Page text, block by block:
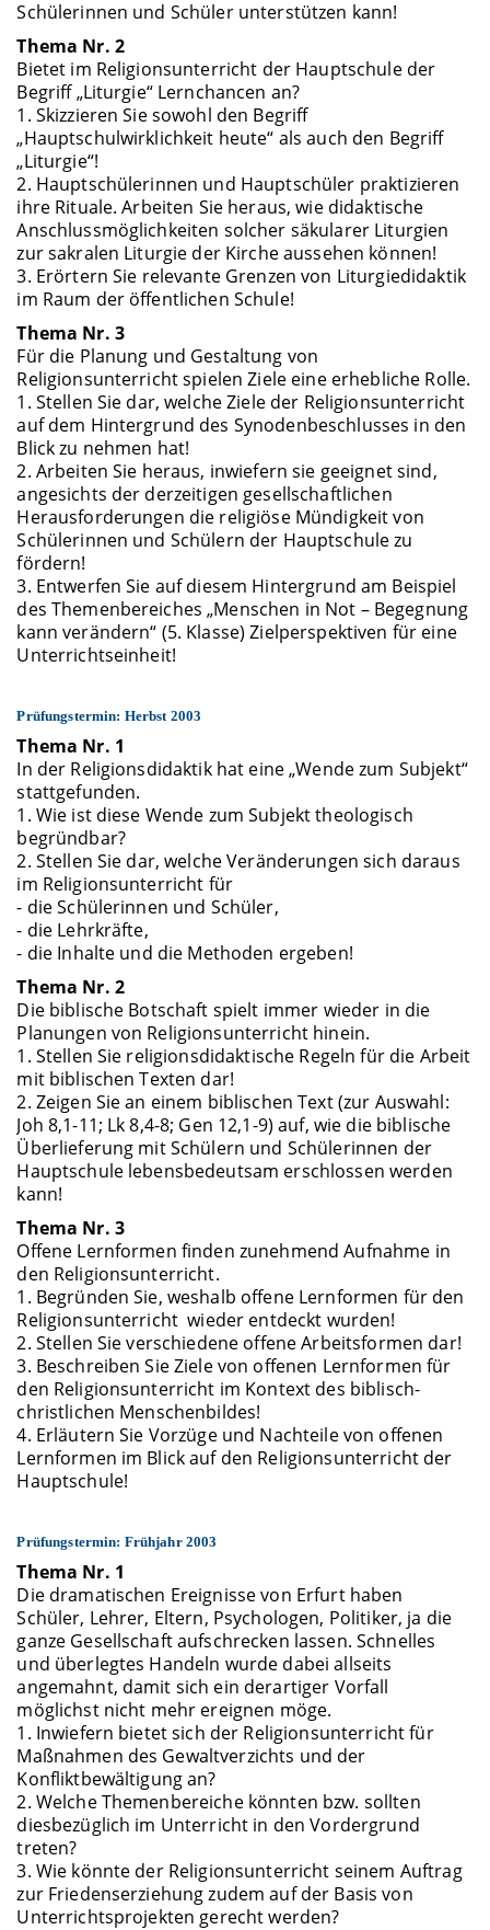
Schülerinnen und Schüler unterstützen kann!
Thema Nr. 2
Bietet im Religionsunterricht der Hauptschule der
Begriff „Liturgie“ Lernchancen an?
1. Skizzieren Sie sowohl den Begriff
„Hauptschulwirklichkeit heute“ als auch den Begriff
„Liturgie“!
2. Hauptschülerinnen und Hauptschüler praktizieren
ihre Rituale. Arbeiten Sie heraus, wie didaktische
Anschlussmöglichkeiten solcher säkularer Liturgien
zur sakralen Liturgie der Kirche aussehen können!
3. Erörtern Sie relevante Grenzen von Liturgiedidaktik
im Raum der öffentlichen Schule!
Thema Nr. 3
Für die Planung und Gestaltung von
Religionsunterricht spielen Ziele eine erhebliche Rolle.
1. Stellen Sie dar, welche Ziele der Religionsunterricht
auf dem Hintergrund des Synodenbeschlusses in den
Blick zu nehmen hat!
2. Arbeiten Sie heraus, inwiefern sie geeignet sind,
angesichts der derzeitigen gesellschaftlichen
Herausforderungen die religiöse Mündigkeit von
Schülerinnen und Schülern der Hauptschule zu
fördern!
3. Entwerfen Sie auf diesem Hintergrund am Beispiel
des Themenbereiches „Menschen in Not – Begegnung
kann verändern“ (5. Klasse) Zielperspektiven für eine
Unterrichtseinheit!
Prüfungstermin: Herbst 2003
Thema Nr. 1
In der Religionsdidaktik hat eine „Wende zum Subjekt“
stattgefunden.
1. Wie ist diese Wende zum Subjekt theologisch
begründbar?
2. Stellen Sie dar, welche Veränderungen sich daraus
im Religionsunterricht für
- die Schülerinnen und Schüler,
- die Lehrkräfte,
- die Inhalte und die Methoden ergeben!
Thema Nr. 2
Die biblische Botschaft spielt immer wieder in die
Planungen von Religionsunterricht hinein.
1. Stellen Sie religionsdidaktische Regeln für die Arbeit
mit biblischen Texten dar!
2. Zeigen Sie an einem biblischen Text (zur Auswahl:
Joh 8,1-11; Lk 8,4-8; Gen 12,1-9) auf, wie die biblische
Überlieferung mit Schülern und Schülerinnen der
Hauptschule lebensbedeutsam erschlossen werden
kann!
Thema Nr. 3
Offene Lernformen finden zunehmend Aufnahme in
den Religionsunterricht.
1. Begründen Sie, weshalb offene Lernformen für den
Religionsunterricht wieder entdeckt wurden!
2. Stellen Sie verschiedene offene Arbeitsformen dar!
3. Beschreiben Sie Ziele von offenen Lernformen für
den Religionsunterricht im Kontext des biblisch-
christlichen Menschenbildes!
4. Erläutern Sie Vorzüge und Nachteile von offenen
Lernformen im Blick auf den Religionsunterricht der
Hauptschule!
Prüfungstermin: Frühjahr 2003
Thema Nr. 1
Die dramatischen Ereignisse von Erfurt haben
Schüler, Lehrer, Eltern, Psychologen, Politiker, ja die
ganze Gesellschaft aufschrecken lassen. Schnelles
und überlegtes Handeln wurde dabei allseits
angemahnt, damit sich ein derartiger Vorfall
möglichst nicht mehr ereignen möge.
1. Inwiefern bietet sich der Religionsunterricht für
Maßnahmen des Gewaltverzichts und der
Konfliktbewältigung an?
2. Welche Themenbereiche könnten bzw. sollten
diesbezüglich im Unterricht in den Vordergrund
treten?
3. Wie könnte der Religionsunterricht seinem Auftrag
zur Friedenserziehung zudem auf der Basis von
Unterrichtsprojekten gerecht werden?